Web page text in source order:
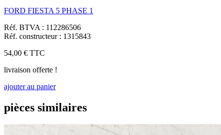
FORD FIESTA 5 PHASE 1
Réf. BTVA : 112286506
Réf. constructeur : 1315843
54,00 € TTC
livraison offerte !
ajouter au panier
pièces similaires